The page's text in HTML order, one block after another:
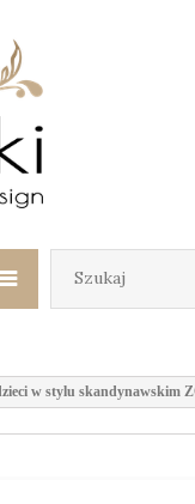
w stylu skandynawskim